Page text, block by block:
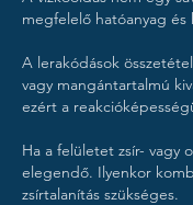
megfelelő hatóanyag és
A lerakódások
vagy mangántartalmú
ezért a
Ha a felületet zsír- vagy
elegendő. Ilyenkor
zsírtalanítás szükséges.